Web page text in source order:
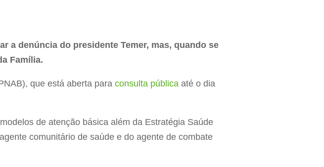
a denúncia do presidente Temer, mas, quando se
Família.
que está aberta para consulta pública até o dia
de atenção básica além da Estratégia Saúde
comunitário de saúde e do agente de combate